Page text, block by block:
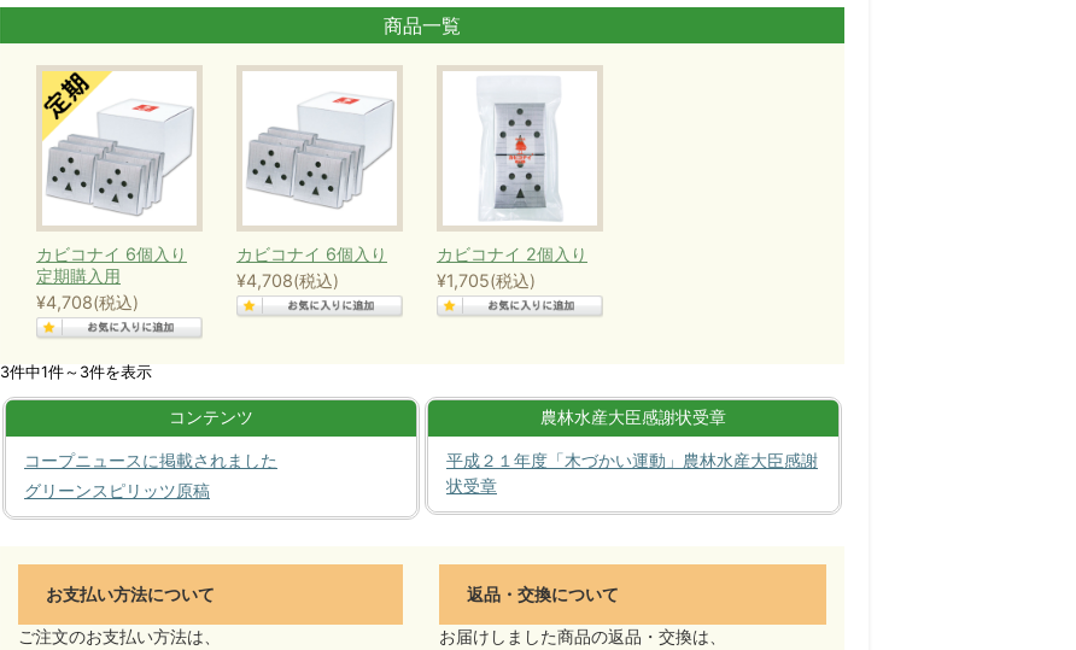
商品一覧
カビコナイ 6個入り
定期購入用
¥4,708(税込)
カビコナイ 6個入り
¥4,708(税込)
カビコナイ 2個入り
¥1,705(税込)
3件中1件～3件を表示
コンテンツ
コープニュースに掲載されました
グリーンスピリッツ原稿
農林水産大臣感謝状受章
平成２１年度「木づかい運動」農林水産大臣感謝
状受章
お支払い方法について
ご注文のお支払い方法は、
返品・交換について
お届けしました商品の返品・交換は、